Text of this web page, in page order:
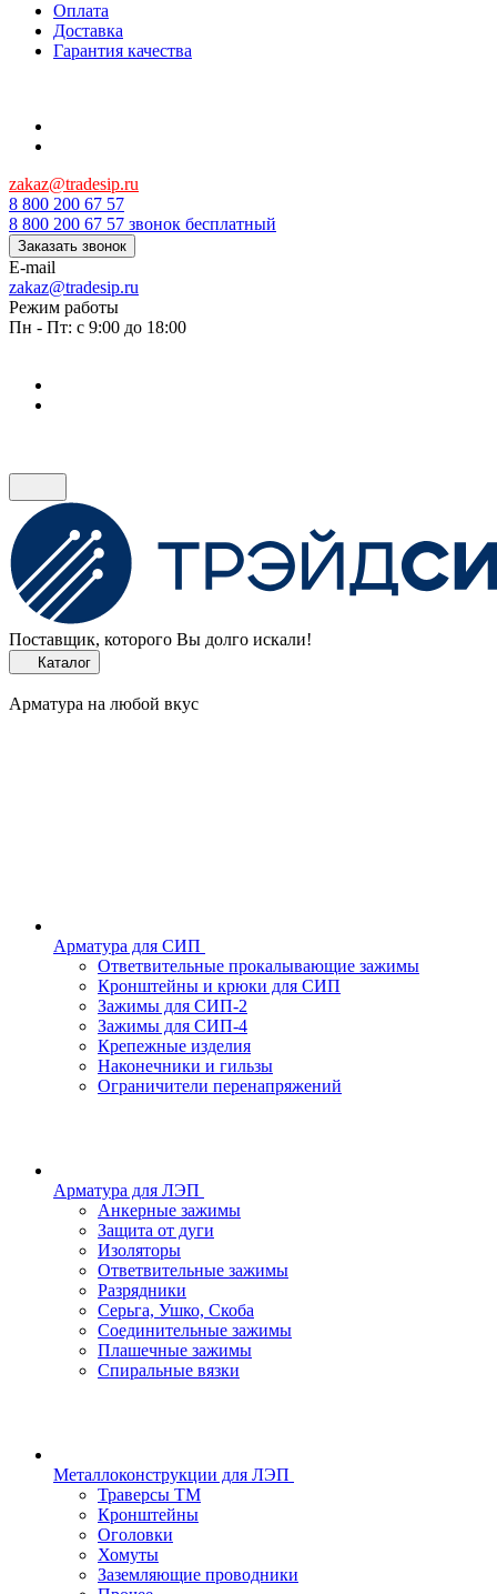
Оплата
Доставка
Гарантия качества
zakaz@tradesip.ru
8 800 200 67 57
8 800 200 67 57 звонок бесплатный
Заказать звонок
E-mail
zakaz@tradesip.ru
Режим работы
Пн - Пт: с 9:00 до 18:00
Поставщик, которого Вы долго искали!
Каталог
Арматура на любой вкус
Арматура для СИП
Ответвительные прокалывающие зажимы
Кронштейны и крюки для СИП
Зажимы для СИП-2
Зажимы для СИП-4
Крепежные изделия
Наконечники и гильзы
Ограничители перенапряжений
Арматура для ЛЭП
Анкерные зажимы
Защита от дуги
Изоляторы
Ответвительные зажимы
Разрядники
Серьга, Ушко, Скоба
Соединительные зажимы
Плашечные зажимы
Спиральные вязки
Металлоконструкции для ЛЭП
Траверсы ТМ
Кронштейны
Оголовки
Хомуты
Заземляющие проводники